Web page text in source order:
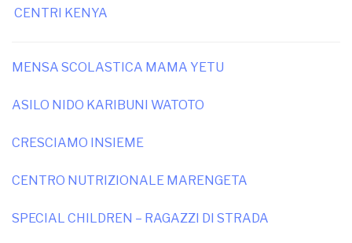
CENTRI KENYA
MENSA SCOLASTICA MAMA YETU
ASILO NIDO KARIBUNI WATOTO
CRESCIAMO INSIEME
CENTRO NUTRIZIONALE MARENGETA
SPECIAL CHILDREN – RAGAZZI DI STRADA